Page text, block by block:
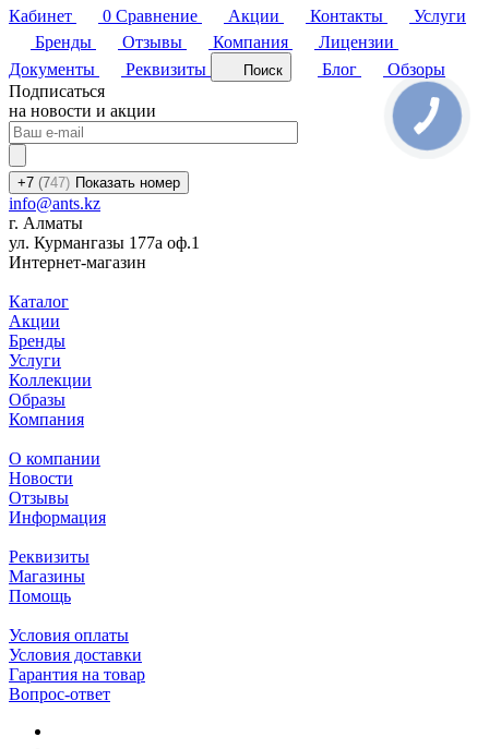
Кабинет
0 Сравнение Акции Контакты
Услуги
Бренды
Отзывы Компания
Лицензии
Документы
Реквизиты Поиск Блог
Обзоры
Подписаться
на новости и акции
+7 (747) Показать номер
info@ants.kz
г. Алматы
ул. Курмангазы 177а оф.1
Интернет-магазин
Каталог
Акции
Бренды
Услуги
Коллекции
Образы
Компания
О компании
Новости
Отзывы
Информация
Реквизиты
Магазины
Помощь
Условия оплаты
Условия доставки
Гарантия на товар
Вопрос-ответ